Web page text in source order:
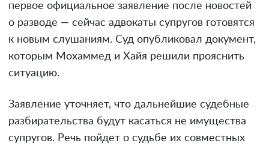
первое официальное заявление после новостей
о разводе — сейчас адвокаты супругов готовятся
к новым слушаниям. Суд опубликовал документ,
которым Мохаммед и Хайя решили прояснить
ситуацию.
Заявление уточняет, что дальнейшие судебные
разбирательства будут касаться не имущества
супругов. Речь пойдет о судьбе их совместных